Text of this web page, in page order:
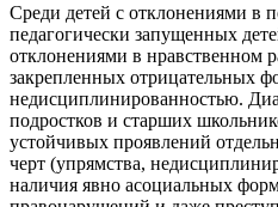
Среди детей с отклонениями в
педагогически запущенных
отклонениями в нравственном
закрепленных отрицательных
недисциплинированностью.
подростков и старших
устойчивых проявлений
черт (упрямства,
наличия явно асоциальных